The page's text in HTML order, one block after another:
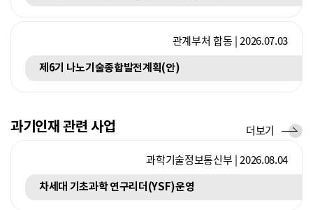
관계부처 합동 | 2026.07.03
제6기 나노기술종합발전계획(안)
과기인재 관련 사업
과학기술정보통신부 | 2026.08.04
차세대 기초과학 연구리더(YSF)운영
사
더보기